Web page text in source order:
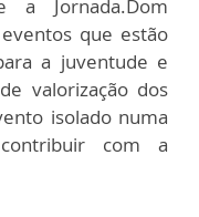
a Jornada.Dom
que estão
a juventude e
valorização dos
isolado numa
com a